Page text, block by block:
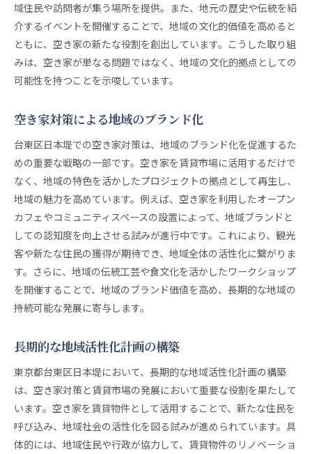
域住民や訪問者が集う場所を提供。また、地元の歴史や伝統を紹
介するイベントを開催することで、地域の文化的価値を高めると
ともに、空き家の新たな役割を創出しています。こうした取り組
みは、空き家が単なる問題ではなく、地域の文化的拠点としての
可能性を持つことを示唆しています。
空き家対策による地域のブランド化
台東区日本堤での空き家対策は、地域のブランド化を促進するた
めの重要な戦略の一部です。空き家を賃貸市場に活用するだけで
なく、地域の特色を活かしたプロジェクトの拠点として再生し、
地域の魅力を高めています。例えば、空き家を利用したオープン
カフェやコミュニティスペースの設置によって、地域ブランドと
しての認知度を向上させる試みが進行中です。これにより、観光
客や新たな住民の獲得が期待でき、地域全体の活性化に繋がりま
す。さらに、地域の伝統工芸や食文化を活かしたワークショップ
を開催することで、地域のブランド価値を高め、長期的な地域の
持続可能な発展に寄与します。
長期的な地域活性化計画の構築
東京都台東区日本堤において、長期的な地域活性化計画の構築
は、空き家対策と賃貸市場の発展において重要な役割を果たして
います。空き家を賃貸物件として活用することで、新たな住民を
呼び込み、地域社会の活性化を図る試みが進められています。具
体的には、地域住民や行政が協力して、賃貸物件のリノベーショ